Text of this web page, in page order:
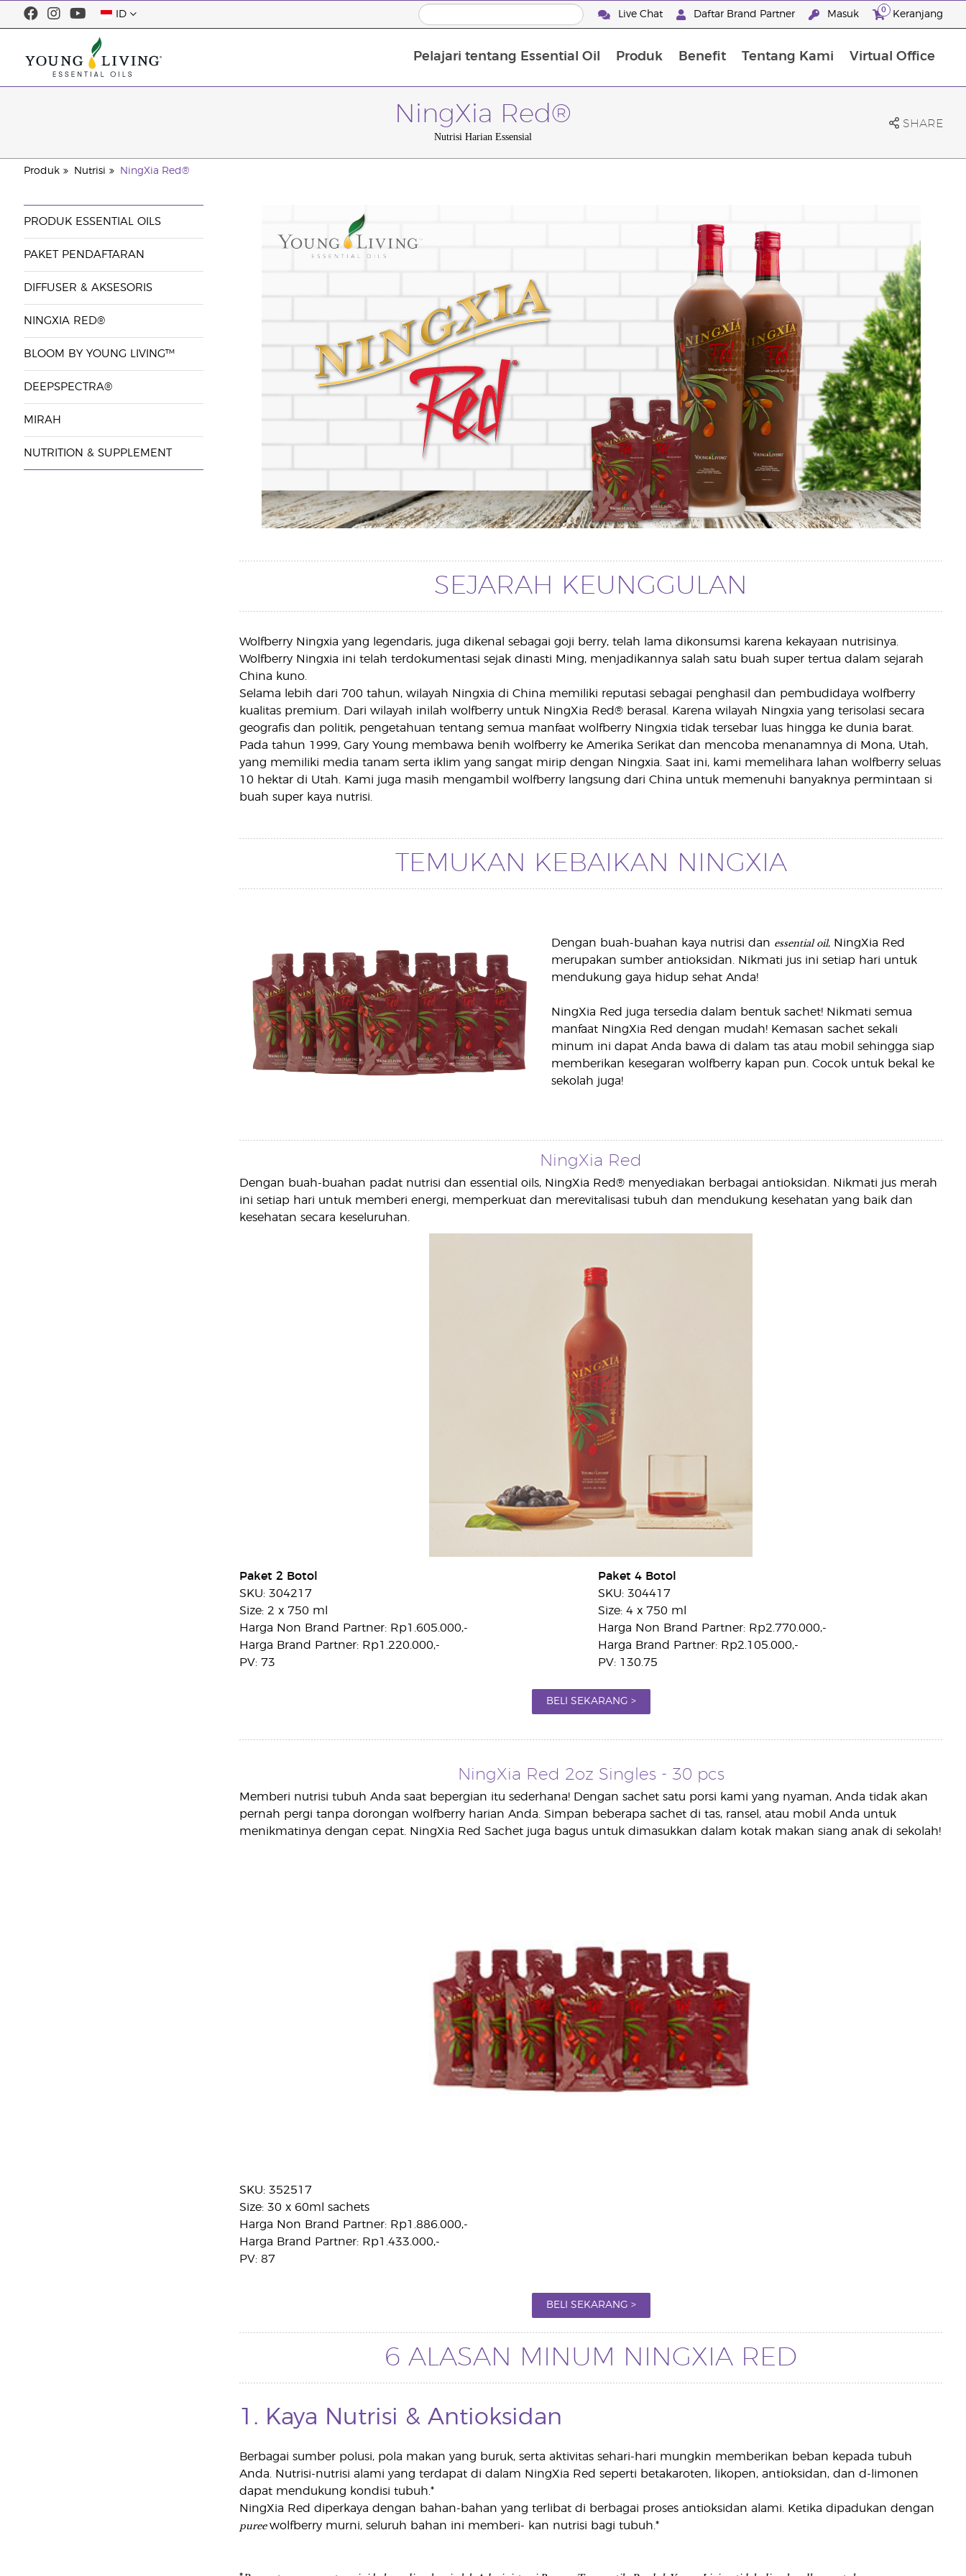
ID Live Chat Daftar Brand Partner Masuk 0 Keranjang
Pelajari tentang Essential Oil Produk Benefit Tentang Kami Virtual Office
NingXia Red®
Nutrisi Harian Essensial
SHARE
Produk Nutrisi NingXia Red®
PRODUK ESSENTIAL OILS
PAKET PENDAFTARAN
DIFFUSER & AKSESORIS
NINGXIA RED®
BLOOM BY YOUNG LIVING™
DEEPSPECTRA®
MIRAH
NUTRITION & SUPPLEMENT
SEJARAH KEUNGGULAN
Wolfberry Ningxia yang legendaris, juga dikenal sebagai goji berry, telah lama dikonsumsi karena kekayaan nutrisinya.
Wolfberry Ningxia ini telah terdokumentasi sejak dinasti Ming, menjadikannya salah satu buah super tertua dalam sejarah
China kuno.
Selama lebih dari 700 tahun, wilayah Ningxia di China memiliki reputasi sebagai penghasil dan pembudidaya wolfberry
kualitas premium. Dari wilayah inilah wolfberry untuk NingXia Red® berasal. Karena wilayah Ningxia yang terisolasi secara
geografis dan politik, pengetahuan tentang semua manfaat wolfberry Ningxia tidak tersebar luas hingga ke dunia barat.
Pada tahun 1999, Gary Young membawa benih wolfberry ke Amerika Serikat dan mencoba menanamnya di Mona, Utah,
yang memiliki media tanam serta iklim yang sangat mirip dengan Ningxia. Saat ini, kami memelihara lahan wolfberry seluas
10 hektar di Utah. Kami juga masih mengambil wolfberry langsung dari China untuk memenuhi banyaknya permintaan si
buah super kaya nutrisi.
TEMUKAN KEBAIKAN NINGXIA
Dengan buah-buahan kaya nutrisi dan essential oil, NingXia Red
merupakan sumber antioksidan. Nikmati jus ini setiap hari untuk
mendukung gaya hidup sehat Anda!
NingXia Red juga tersedia dalam bentuk sachet! Nikmati semua
manfaat NingXia Red dengan mudah! Kemasan sachet sekali
minum ini dapat Anda bawa di dalam tas atau mobil sehingga siap
memberikan kesegaran wolfberry kapan pun. Cocok untuk bekal ke
sekolah juga!
NingXia Red
Dengan buah-buahan padat nutrisi dan essential oils, NingXia Red® menyediakan berbagai antioksidan. Nikmati jus merah
ini setiap hari untuk memberi energi, memperkuat dan merevitalisasi tubuh dan mendukung kesehatan yang baik dan
kesehatan secara keseluruhan.
Paket 2 Botol
SKU: 304217
Size: 2 x 750 ml
Harga Non Brand Partner: Rp1.605.000,-
Harga Brand Partner: Rp1.220.000,-
PV: 73
Paket 4 Botol
SKU: 304417
Size: 4 x 750 ml
Harga Non Brand Partner: Rp2.770.000,-
Harga Brand Partner: Rp2.105.000,-
PV: 130.75
BELI SEKARANG >
NingXia Red 2oz Singles - 30 pcs
Memberi nutrisi tubuh Anda saat bepergian itu sederhana! Dengan sachet satu porsi kami yang nyaman, Anda tidak akan
pernah pergi tanpa dorongan wolfberry harian Anda. Simpan beberapa sachet di tas, ransel, atau mobil Anda untuk
menikmatinya dengan cepat. NingXia Red Sachet juga bagus untuk dimasukkan dalam kotak makan siang anak di sekolah!
SKU: 352517
Size: 30 x 60ml sachets
Harga Non Brand Partner: Rp1.886.000,-
Harga Brand Partner: Rp1.433.000,-
PV: 87
BELI SEKARANG >
6 ALASAN MINUM NINGXIA RED
1. Kaya Nutrisi & Antioksidan
Berbagai sumber polusi, pola makan yang buruk, serta aktivitas sehari-hari mungkin memberikan beban kepada tubuh
Anda. Nutrisi-nutrisi alami yang terdapat di dalam NingXia Red seperti betakaroten, likopen, antioksidan, dan d-limonen
dapat mendukung kondisi tubuh.*
NingXia Red diperkaya dengan bahan-bahan yang terlibat di berbagai proses antioksidan alami. Ketika dipadukan dengan
pureewolfberry murni, seluruh bahan ini memberi- kan nutrisi bagi tubuh.*